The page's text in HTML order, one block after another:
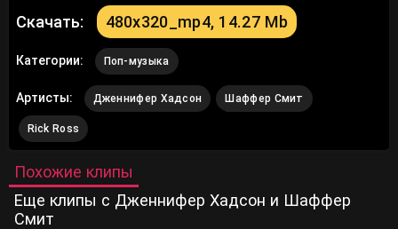
Скачать: 480x320_mp4, 14.27 Mb
Категории: Поп-музыка
Артисты: Дженнифер Хадсон Шаффер Смит
Rick Ross
Похожие клипы
Еще клипы с Дженнифер Хадсон и Шаффер
Смит